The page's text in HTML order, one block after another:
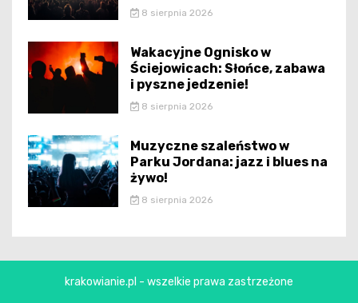
8 sierpnia 2026
Wakacyjne Ognisko w
Ściejowicach: Słońce, zabawa
i pyszne jedzenie!
8 sierpnia 2026
Muzyczne szaleństwo w
Parku Jordana: jazz i blues na
żywo!
8 sierpnia 2026
krakowianie.pl - wszelkie prawa zastrzeżone